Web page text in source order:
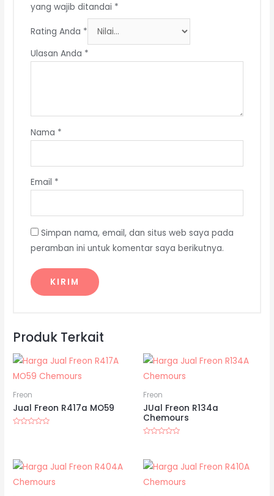
yang wajib ditandai *
Rating Anda *
Ulasan Anda *
Nama *
Email *
Simpan nama, email, dan situs web saya pada
peramban ini untuk komentar saya berikutnya.
Produk Terkait
Freon
Jual Freon R417a MO59
Freon
JUal Freon R134a
Chemours
5